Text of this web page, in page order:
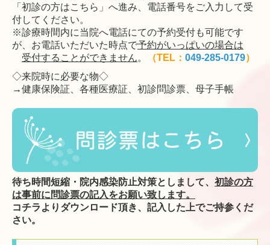
「初診の方はこちら」へ進み、電話番号をご入力して受
付してください。
※診療時間内に当院へ電話にての予約受付も可能です
が、お電話いただいた時点で予約がいっぱいの場合は
受付することができません。 （TEL： 049-285-0179）
◇来院時に必要な物◇
→健康保険証、各種医療証、初診問診票、母子手帳
待ち時間短縮・院内感染防止対策としまして、 初診の方
は事前に問診票の記入をお願い致します。
コチラよりダウンロード頂き、記入した上でご持参くだ
さい。